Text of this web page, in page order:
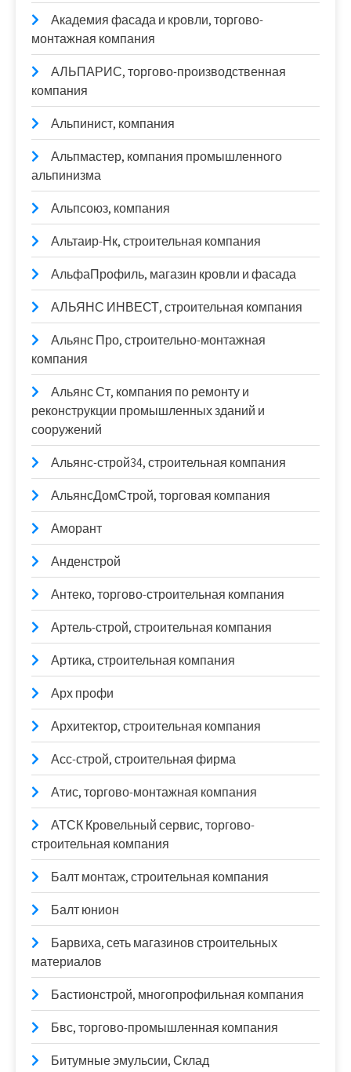
Академия фасада и кровли, торгово-
монтажная компания
АЛЬПАРИС, торгово-производственная
компания
Альпинист, компания
Альпмастер, компания промышленного
альпинизма
Альпсоюз, компания
Альтаир-Нк, строительная компания
АльфаПрофиль, магазин кровли и фасада
АЛЬЯНС ИНВЕСТ, строительная компания
Альянс Про, строительно-монтажная
компания
Альянс Ст, компания по ремонту и
реконструкции промышленных зданий и
сооружений
Альянс-строй34, строительная компания
АльянсДомСтрой, торговая компания
Аморант
Анденстрой
Антеко, торгово-строительная компания
Артель-строй, строительная компания
Артика, строительная компания
Арх профи
Архитектор, строительная компания
Асс-строй, строительная фирма
Атис, торгово-монтажная компания
АТСК Кровельный сервис, торгово-
строительная компания
Балт монтаж, строительная компания
Балт юнион
Барвиха, сеть магазинов строительных
материалов
Бастионстрой, многопрофильная компания
Бвс, торгово-промышленная компания
Битумные эмульсии, Склад